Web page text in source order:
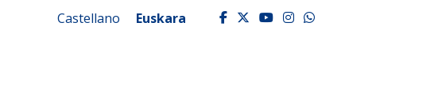
Castellano Euskara facebook
twitter
youtube
instagram
whatsapp